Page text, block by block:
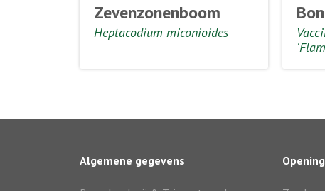
Zevenzonenboom
Heptacodium miconioides
Algemene gegevens